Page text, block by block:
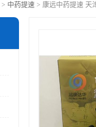
> 中药提速 > 康远中药提速 天